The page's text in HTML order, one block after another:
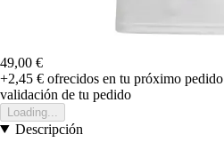
49,00 €
+2,45 € ofrecidos en tu próximo pedido
validación de tu pedido
Loading...
Descripción